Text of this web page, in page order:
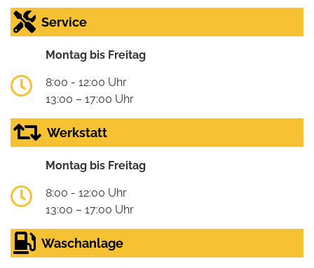
Service
Montag bis Freitag
8:00 - 12:00 Uhr
13:00 – 17:00 Uhr
Werkstatt
Montag bis Freitag
8:00 - 12:00 Uhr
13:00 – 17:00 Uhr
Waschanlage